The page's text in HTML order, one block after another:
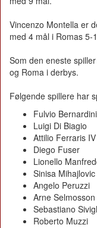
Vincenzo Montella er
med 4 mål i Romas 5-
Som den eneste
og Roma i derbys.
Følgende spillere har
Fulvio Bernardini
Luigi Di Biagio
Attilio Ferraris IV
Diego Fuser
Lionello
Sinisa Mihajlovic
Angelo Peruzzi
Arne Selmosson
Sebastiano
Roberto Muzzi